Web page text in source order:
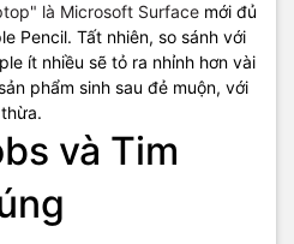
là Microsoft Surface mới đủ
Pencil. Tất nhiên, so sánh với
ít nhiều sẽ tỏ ra nhỉnh hơn vài
phẩm sinh sau đẻ muộn, với
và Tim